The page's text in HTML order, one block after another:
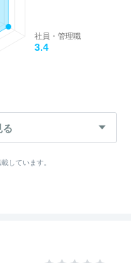
社員・管理職
3.4
しています。